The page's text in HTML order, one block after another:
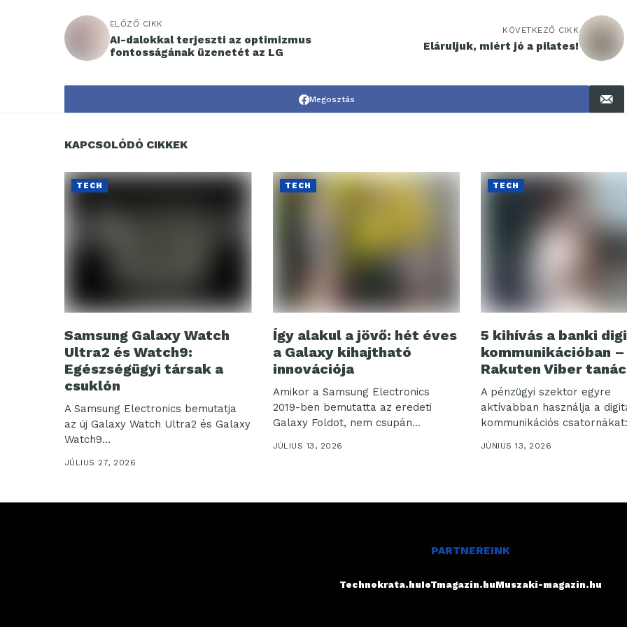
ELŐZŐ CIKK
AI-dalokkal terjeszti az optimizmus
fontosságának üzenetét az LG
KÖVETKEZŐ CIKK
Eláruljuk, miért jó a pilates!
Megosztás
KAPCSOLÓDÓ CIKKEK
TECH
Samsung Galaxy Watch
Ultra2 és Watch9:
Egészségügyi társak a
csuklón
A Samsung Electronics bemutatja
az új Galaxy Watch Ultra2 és Galaxy
Watch9...
JÚLIUS 27, 2026
TECH
Így alakul a jövő: hét éves
a Galaxy kihajtható
innovációja
Amikor a Samsung Electronics
2019-ben bemutatta az eredeti
Galaxy Foldot, nem csupán...
JÚLIUS 13, 2026
TECH
5 kihívás a banki
kommunikációban –
Rakuten Viber
A pénzügyi szektor egyre
aktívabban használja a
kommunikációs
Rakuten...
JÚNIUS 13, 2026
PARTNEREINK
Technokrata.huIoTmagazin.huMuszaki-magazin.hu